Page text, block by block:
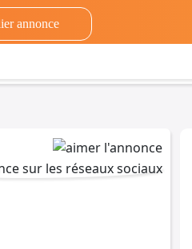
annonce